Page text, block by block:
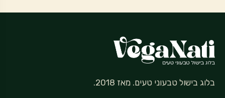
בלוג בישול טבעוני טעים. מאז 2018.